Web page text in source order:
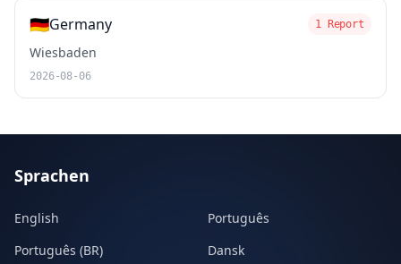
🇩🇪Germany 1 Report
Wiesbaden
2026-08-06
Sprachen
English
Português
Português (BR)
Dansk